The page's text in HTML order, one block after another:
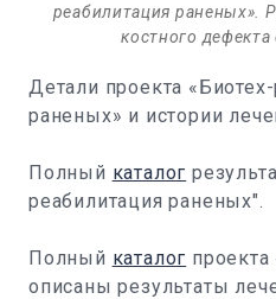
реабилитация раненых».
костного дефекта
Детали проекта
раненых» и истории
Полный каталог
реабилитация раненых".
Полный каталог
описаны результаты